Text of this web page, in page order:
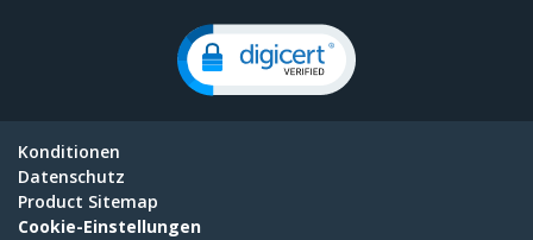
Konditionen
Datenschutz
Product Sitemap
Cookie-Einstellungen